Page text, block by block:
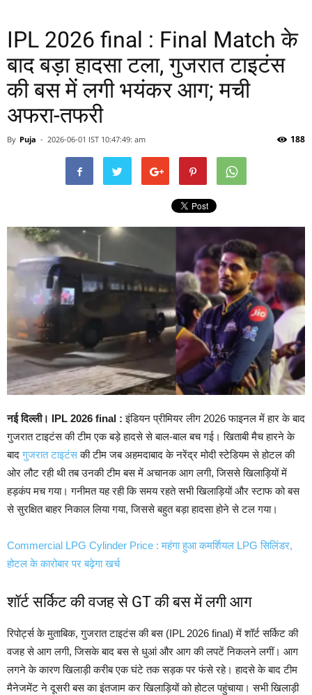
IPL 2026 final : Final Match के
बाद बड़ा हादसा टला, गुजरात टाइटंस
की बस में लगी भयंकर आग; मची
अफरा-तफरी
By Puja - 2026-06-01 IST 10:47:49: am 188
नई दिल्ली। IPL 2026 final : इंडियन प्रीमियर लीग 2026 फाइनल में हार के बाद
गुजरात टाइटंस की टीम एक बड़े हादसे से बाल-बाल बच गई। खिताबी मैच हारने के
बादगुजरात टाइटंसकी टीम जब अहमदाबाद के नरेंद्र मोदी स्टेडियम से होटल की
ओर लौट रही थी तब उनकी टीम बस में अचानक आग लगी, जिससे खिलाड़ियों में
हड़कंप मच गया। गनीमत यह रही कि समय रहते सभी खिलाड़ियों और स्टाफ को बस
से सुरक्षित बाहर निकाल लिया गया, जिससे बहुत बड़ा हादसा होने से टल गया।
Commercial LPG Cylinder Price : महंगा हुआ कमर्शियल LPG सिलिंडर,
होटल के कारोबार पर बढ़ेगा खर्च
शॉर्ट सर्किट की वजह से GT की बस में लगी आग
रिपोर्ट्स के मुताबिक, गुजरात टाइटंस की बस (IPL 2026 final) में शॉर्ट सर्किट की
वजह से आग लगी, जिसके बाद बस से धुआं और आग की लपटें निकलने लगीं। आग
लगने के कारण खिलाड़ी करीब एक घंटे तक सड़क पर फंसे रहे। हादसे के बाद टीम
मैनेजमेंट ने दूसरी बस का इंतजाम कर खिलाड़ियों को होटल पहुंचाया। सभी खिलाड़ी